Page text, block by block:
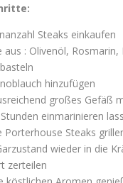
Steaks einkaufen
aus : Olivenöl, Rosmarin,
hinzufügen
großes Gefäß
einmarinieren
Porterhouse Steaks
wieder in die
zerteilen